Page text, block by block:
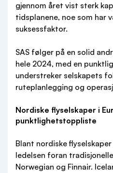
gjennom året vist sterk
tidsplanene, noe som har
suksessfaktor.
SAS følger på en solid
hele 2024, med en
understreker selskapets
ruteplanlegging og
Nordiske flyselskaper i
punktlighetstoppliste
Blant nordiske
ledelsen foran
Norwegian og Finnair.